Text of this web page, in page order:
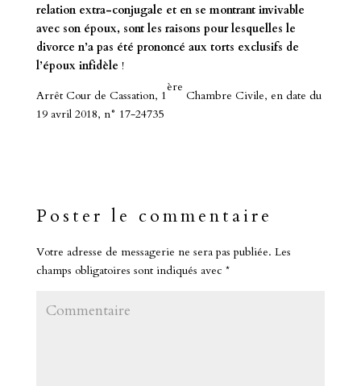
relation extra-conjugale et en se montrant invivable
avec son époux, sont les raisons pour lesquelles le
divorce n’a pas été prononcé aux torts exclusifs de
l’époux infidèle !
Arrêt Cour de Cassation, 1
ère
Chambre Civile, en date du
19 avril 2018, n° 17-24735
Poster le commentaire
Votre adresse de messagerie ne sera pas publiée. Les
champs obligatoires sont indiqués avec *